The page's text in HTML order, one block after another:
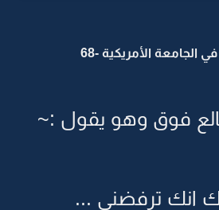
الجامعة الأمريكية -68
فوق وهو يقول :~
انك ترفضني ...